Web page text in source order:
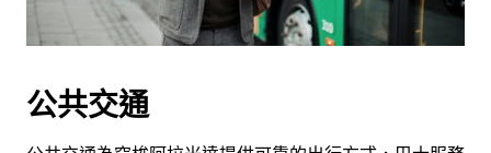
公共交通